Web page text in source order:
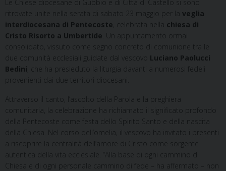
Le Chiese diocesane di Gubbio e di Città di Castello si sono
ritrovate unite nella serata di sabato 23 maggio per la veglia
interdiocesana di Pentecoste , celebrata nella chiesa di
Cristo Risorto a Umbertide . Un appuntamento ormai
consolidato, vissuto come segno concreto di comunione tra le
due comunità ecclesiali guidate dal vescovo Luciano Paolucci
Bedini , che ha presieduto la liturgia davanti a numerosi fedeli
provenienti dai due territori diocesani.
Attraverso il canto, l’ascolto della Parola e la preghiera
comunitaria, la celebrazione ha richiamato il significato profondo
della Pentecoste come festa dello Spirito Santo e della nascita
della Chiesa. Nel corso dell’omelia, il vescovo ha invitato i presenti
a riscoprire la centralità dell’amore di Cristo come sorgente
autentica della vita ecclesiale. “Alla base di ogni cammino di
Chiesa e di ogni personale cammino di fede – ha affermato – non